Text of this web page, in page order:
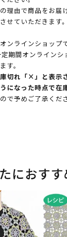
理由で商品をお届
せていただきます。
ンラインショップ
期間オンライン
す。
切れ「×」と表示
になった時点で在
ので予めご了承くだ
におす